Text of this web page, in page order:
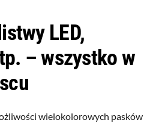
LED,
– wszystko w
wielokolorowych pasków